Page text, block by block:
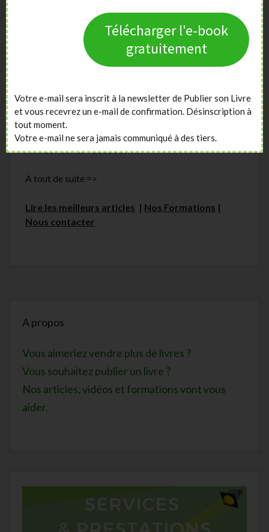
Notre équipe vous propose des contenus et
, pour que la publication de votre livre
livre, décrocher une maison d’édition, améliorer
son style d’écriture et sa maîtrise de l’intrigue,
création de couverture, publicité cibléesur
Amazon ou sur Facebook …
A tout de suite =>
Lire les meilleurs articles | Nos Formations |
Nous contacter
A propos
Vous aimeriez vendre plus de livres ?
Vous souhaitez publier un livre ?
Nos articles, vidéos et formations vont vous
aider.
Télécharger l'e-book
gratuitement
Votre e-mail sera inscrit à la newsletter de Publier son Livre
et vous recevrez un e-mail de confirmation. Désinscription à
tout moment.
Votre e-mail ne sera jamais communiqué à des tiers.